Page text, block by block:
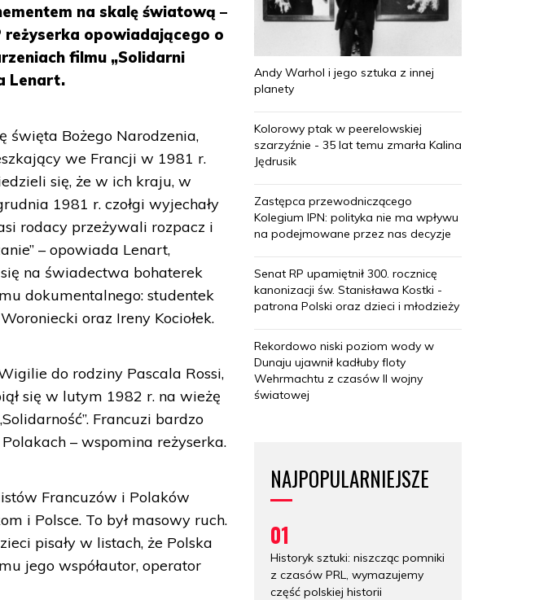
na skalę światową –
reżyserka opowiadającego o
filmu „Solidarni
Lenart.
święta Bożego Narodzenia,
we Francji w 1981 r.
się, że w ich kraju, w
1981 r. czołgi wyjechały
rodacy przeżywali rozpacz i
– opowiada Lenart,
na świadectwa bohaterek
dokumentalnego: studentek
oraz Ireny Kociołek.
do rodziny Pascala Rossi,
się w lutym 1982 r. na wieżę
Francuzi bardzo
– wspomina reżyserka.
Francuzów i Polaków
i Polsce. To był masowy ruch.
pisały w listach, że Polska
jego współautor, operator
Andy Warhol i jego sztuka z innej
planety
Kolorowy ptak w peerelowskiej
szarzyźnie - 35 lat temu zmarła Kalina
Jędrusik
Zastępca przewodniczącego
Kolegium IPN: polityka nie ma wpływu
na podejmowane przez nas decyzje
Senat RP upamiętnił 300. rocznicę
kanonizacji św. Stanisława Kostki -
patrona Polski oraz dzieci i młodzieży
Rekordowo niski poziom wody w
Dunaju ujawnił kadłuby floty
Wehrmachtu z czasów II wojny
światowej
NAJPOPULARNIEJSZE
01
Historyk sztuki: niszcząc pomniki
z czasów PRL, wymazujemy
część polskiej historii